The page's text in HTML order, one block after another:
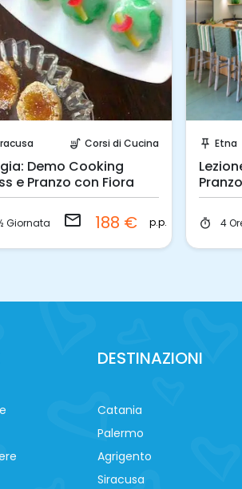
soup_kitchen Corsi di Cucina
Demo Cooking
e Pranzo con Fiora
Giornata email 188 € p.p.
push_pin Etna
timer 4
DESTINAZIONI
Catania
Palermo
Agrigento
Siracusa